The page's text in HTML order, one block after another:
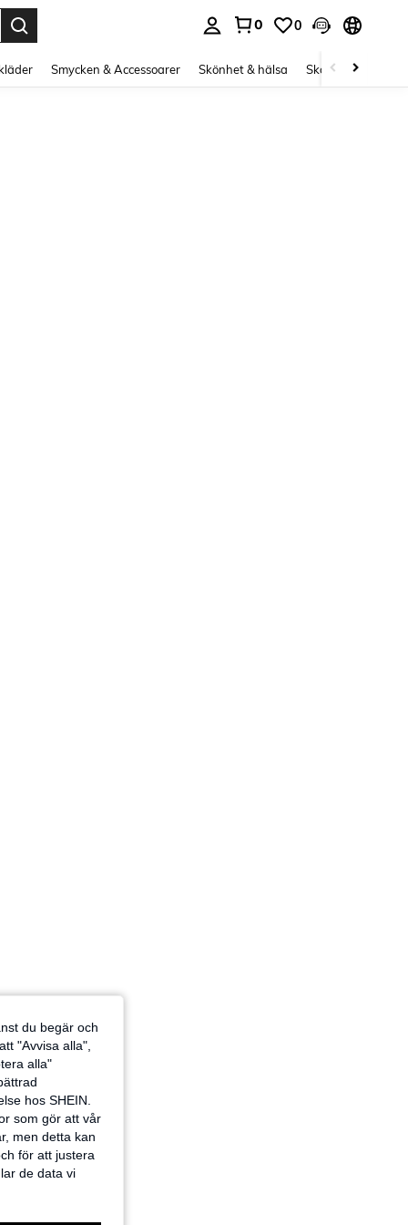
0 0
Smycken & Accessoarer Skönhet & hälsa Skor Curve
du begär och
"Avvisa alla",
alla"
hos SHEIN.
som gör att vår
men detta kan
för att justera
de data vi